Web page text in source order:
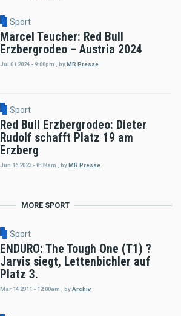
Sport
Marcel Teucher: Red Bull
Erzbergrodeo – Austria 2024
Jul 01 2024 - 9:00pm , byMR Presse
Sport
Red Bull Erzbergrodeo: Dieter
Rudolf schafft Platz 19 am
Erzberg
Jun 16 2023 - 8:38am byMR Presse
MORE SPORT
Sport
ENDURO: The Tough One (T1) ?
Jarvis siegt, Lettenbichler auf
Platz 3.
Mar 14 2011 - 12:00am , byArchiv